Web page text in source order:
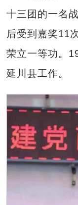
十三团的一名
后受到嘉奖11
荣立一等功。
延川县工作。